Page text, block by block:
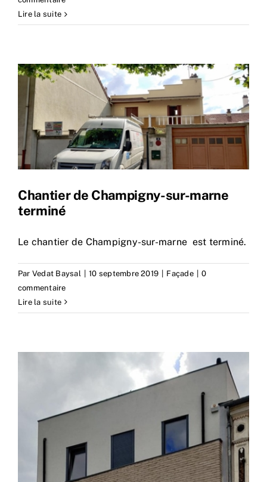
Lire la suite
Chantier de Champigny-sur-marne
terminé
Le chantier de Champigny-sur-marne est terminé.
Par Vedat Baysal | 10 septembre 2019 | Façade | 0
commentaire
Lire la suite